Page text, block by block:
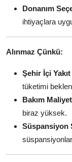
Donanım
ihtiyaçlara
Alınmaz Çünkü:
Şehir İçi
tüketimi
Bakım
biraz yüksek.
Süspansiyon